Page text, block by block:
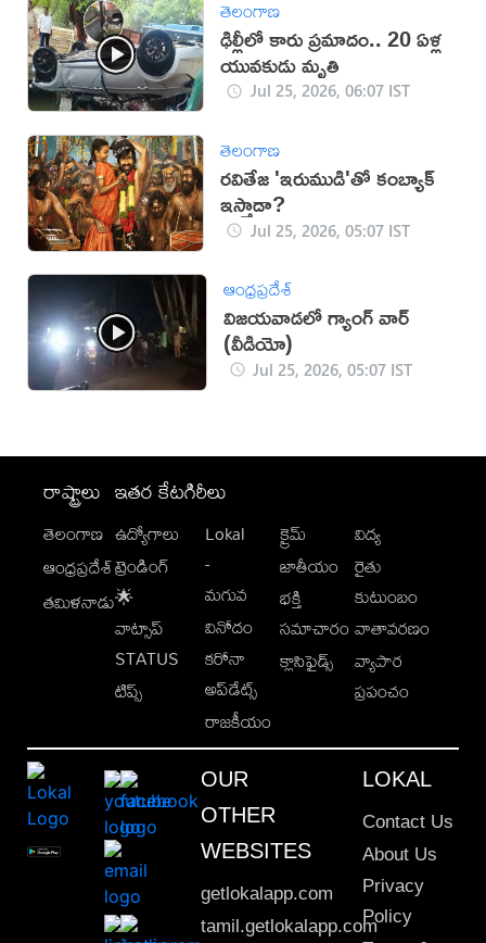
తెలంగాణ
ఢిల్లీలో కారు ప్రమాదం.. 20 ఏళ్ల
యువకుడు మృతి
Jul 25, 2026, 06:07 IST
తెలంగాణ
రవితేజ 'ఇరుముడి'తో కంబ్యాక్
ఇస్తాడా?
Jul 25, 2026, 05:07 IST
ఆంధ్రప్రదేశ్
విజయవాడలో గ్యాంగ్ వార్
(వీడియో)
Jul 25, 2026, 05:07 IST
రాష్ట్రాలు
తెలంగాణ
ఆంధ్రప్రదేశ్
తమిళనాడు
ఇతర కేటగిరీలు
ఉద్యోగాలు
ట్రెండింగ్
🌟
వాట్సాప్
STATUS
టిప్స్
Lokal
-
మగువ
వినోదం
కరోనా
అప్‌డేట్స్
రాజకీయం
క్రైమ్
జాతీయం
భక్తి
సమాచారం
క్లాసిఫైడ్స్
విద్య
రైతు
కుటుంబం
వాతావరణం
వ్యాపార
ప్రపంచం
OUR
OTHER
WEBSITES
getlokalapp.com
tamil.getlokalapp.com
LOKAL
Contact Us
About Us
Privacy
Policy